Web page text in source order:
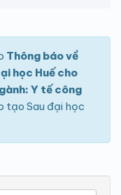
Thông báo về
học Huế cho
Y tế công
tạo Sau đại học